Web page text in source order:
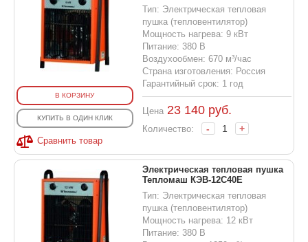
В КОРЗИНУ
КУПИТЬ В ОДИН КЛИК
Сравнить товар
Тип: Электрическая тепловая
пушка (тепловентилятор)
Мощность нагрева: 9 кВт
Питание: 380 В
Воздухообмен: 670 м³/час
Страна изготовления: Россия
Гарантийный срок: 1 год
Цена 23 140руб.
Количество: - +
Электрическая тепловая пушка
Тепломаш КЭВ-12С40Е
Тип: Электрическая тепловая
пушка (тепловентилятор)
Мощность нагрева: 12 кВт
Питание: 380 В